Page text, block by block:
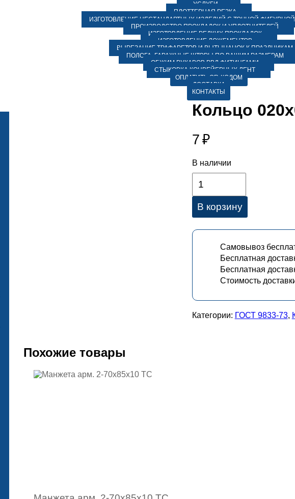
УСЛУГИ
ПЛОТТЕРНАЯ РЕЗКА
ИЗГОТОВЛЕНИЕ НЕСТАНДАРТНЫХ ИЗДЕЛИЙ С ТОЧНОЙ ФИГУРНОЙ
ПРОИЗВОДСТВО ПРОКЛАДОК И УПЛОТНИТЕЛЕЙ
ИЗГОТОВЛЕНИЕ РЕДКИХ ПРОКЛАДОК
ИЗГОТОВЛЕНИЕ ЛОЖЕМЕНТОВ
ВЫРЕЗАНИЕ ТРАФАРЕТОВ И ВЫТЫНАНОК К ПРАЗДНИКАМ
ПОЛОГА, ГАРАЖНЫЕ ШТОРЫ ПО ВАШИМ РАЗМЕРАМ
ОБЖИМ РУКАВОВ РВД ФИТИНГАМИ
СТЫКОВКА КОНВЕЙЕРНЫХ ЛЕНТ
ОПЛАТИТЬ QR-КОДОМ
ДОСТАВКА
КОНТАКТЫ
Кольцо
7 ₽
В наличии
В корзину
Самовывоз
Бесплатная
Бесплатная
Стоимость
Категории: ГОСТ 9833-73,
Похожие товары